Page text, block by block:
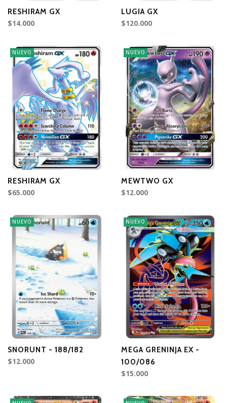
RESHIRAM GX
$14.000
LUGIA GX
$120.000
NUEVO
RESHIRAM GX
$65.000
NUEVO
MEWTWO GX
$12.000
NUEVO
SNORUNT - 188/182
$12.000
NUEVO
MEGA GRENINJA EX -
100/086
$15.000